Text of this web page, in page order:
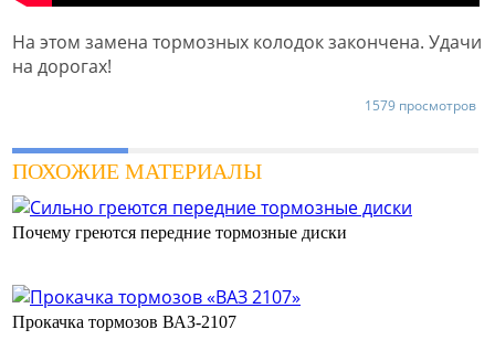
На этом замена тормозных колодок закончена. Удачи
на дорогах!
1579 просмотров
ПОХОЖИЕ МАТЕРИАЛЫ
Почему греются передние тормозные диски
Прокачка тормозов ВАЗ-2107